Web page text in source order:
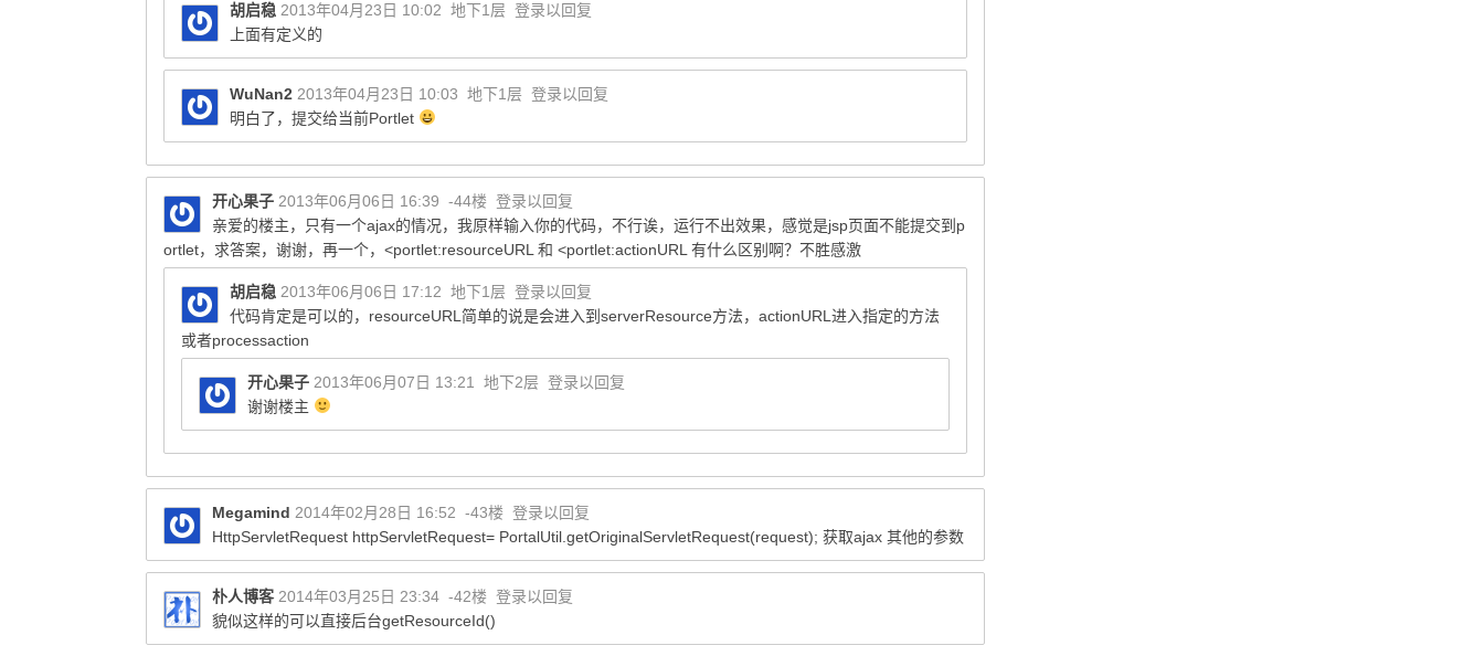
胡启稳 2013年04月23日 10:02 地下1层 登录以回复
上面有定义的
WuNan2 2013年04月23日 10:03 地下1层 登录以回复
明白了，提交给当前Portlet
开心果子 2013年06月06日 16:39 -44楼 登录以回复
亲爱的楼主，只有一个ajax的情况，我原样输入你的代码，不行诶，运行不出效果，感觉是jsp页面不能提交到p
ortlet，求答案，谢谢，再一个，<portlet:resourceURL 和 <portlet:actionURL 有什么区别啊？不胜感激
胡启稳 2013年06月06日 17:12 地下1层 登录以回复
代码肯定是可以的，resourceURL简单的说是会进入到serverResource方法，actionURL进入指定的方法
或者processaction
开心果子 2013年06月07日 13:21 地下2层 登录以回复
谢谢楼主
Megamind 2014年02月28日 16:52 -43楼 登录以回复
HttpServletRequest httpServletRequest= PortalUtil.getOriginalServletRequest(request); 获取ajax 其他的参数
朴人博客 2014年03月25日 23:34 -42楼 登录以回复
貌似这样的可以直接后台getResourceId()